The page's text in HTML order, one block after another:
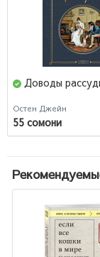
Доводы
Остен Джейн
55 сомони